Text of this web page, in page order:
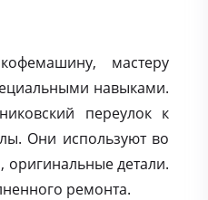
мастеру
навыками.
переулок к
Они используют во
детали.
ремонта.